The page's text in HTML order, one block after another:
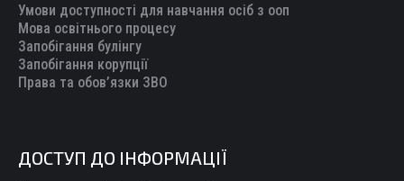
Умови доступності для навчання осіб з ооп
Мова освітнього процесу
Запобігання булінгу
Запобігання корупції
Права та обов’язки ЗВО
ДОСТУП ДО ІНФОРМАЦІЇ